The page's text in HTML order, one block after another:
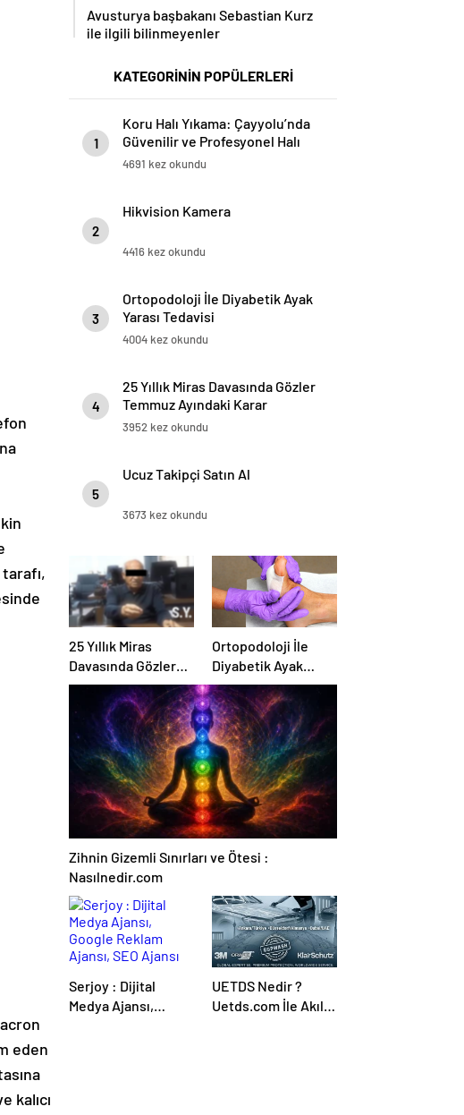
eden
kalıcı
Avusturya başbakanı Sebastian Kurz
ile ilgili bilinmeyenler
KATEGORİNİN POPÜLERLERİ
1
Koru Halı Yıkama: Çayyolu’nda
Güvenilir ve Profesyonel Halı
Temizliği
4691 kez okundu
2
Hikvision Kamera
4416 kez okundu
3
Ortopodoloji İle Diyabetik Ayak
Yarası Tedavisi
4004 kez okundu
4
25 Yıllık Miras Davasında Gözler
Temmuz Ayındaki Karar
Duruşmasına Çevrildi
3952 kez okundu
5
Ucuz Takipçi Satın Al
3673 kez okundu
25 Yıllık Miras
Davasında Gözler
Temmuz Ayındaki
Karar Duruşmasına
Çevrildi
Ortopodoloji İle
Diyabetik Ayak
Yarası Tedavisi
Zihnin Gizemli Sınırları ve Ötesi :
Nasılnedir.com
Serjoy : Dijital
Medya Ajansı,
UETDS Nedir ?
Uetds.com İle Akıllı